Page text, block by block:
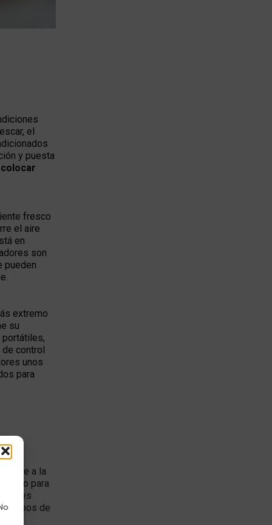
el
y puesta
fresco
el aire
en
son
pueden
extremo
su
portátiles,
de control
unos
para
a la
para
es
tipos de